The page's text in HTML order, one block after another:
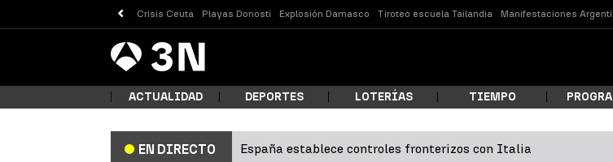
Crisis Ceuta Playas Donosti Explosión Damasco Tiroteo escuela Tailandia Manifestaciones
Antena
3 Noticias
ACTUALIDAD DEPORTES LOTERÍAS TIEMPO
EN DIRECTO España establece controles fronterizos con Italia